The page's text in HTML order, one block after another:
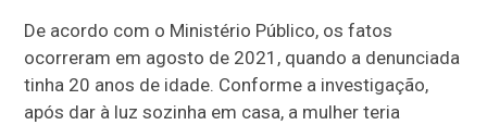
De acordo com o Ministério Público, os fatos
ocorreram em agosto de 2021, quando a denunciada
tinha 20 anos de idade. Conforme a investigação,
após dar à luz sozinha em casa, a mulher teria